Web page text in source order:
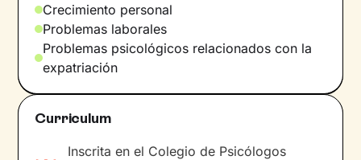
Sobre mí: Como persona, estoy en constante
crecimiento, busco la calma, la curiosidad y el
movimiento. Como profesional, me considero
comprometida, cercana y apasionada. Me
gusta hacer preguntas profundas, porque es
ahí donde suelen aparecer las respuestas más
Crecimiento personal
Problemas laborales
Problemas psicológicos relacionados con la
expatriación
Curriculum
Inscrita en el Colegio de Psicólogos